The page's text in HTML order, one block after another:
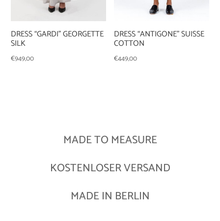
DRESS “GARDI” GEORGETTE
SILK
€949,00
DRESS “ANTIGONE” SUISSE
COTTON
€449,00
MADE TO MEASURE
KOSTENLOSER VERSAND
MADE IN BERLIN